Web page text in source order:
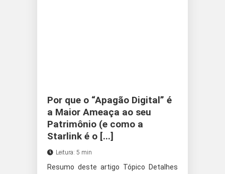
Por que o “Apagão Digital” é
a Maior Ameaça ao seu
Patrimônio (e como a
Starlink é o [...]
Leitura: 5 min
Resumo deste artigo Tópico Detalhes